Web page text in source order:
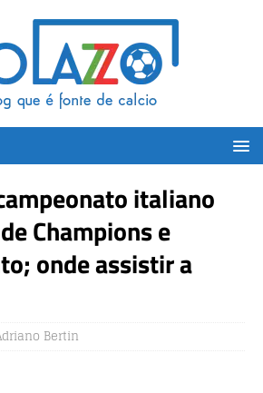
italiano
Champions e
onde assistir a
Bertin